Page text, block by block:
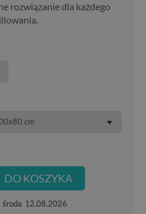
rozwiązanie dla każdego
cm
DO KOSZYKA
środa 12.08.2026